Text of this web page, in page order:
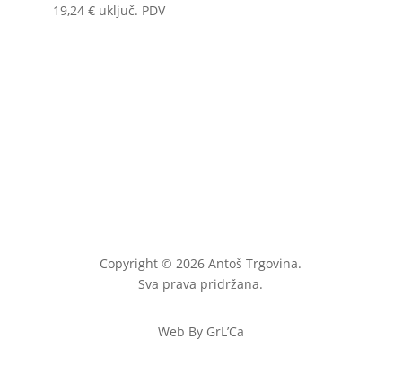
19,24 € uključ. PDV
Copyright © 2026 Antoš Trgovina.
Sva prava pridržana.
Web By GrL’Ca